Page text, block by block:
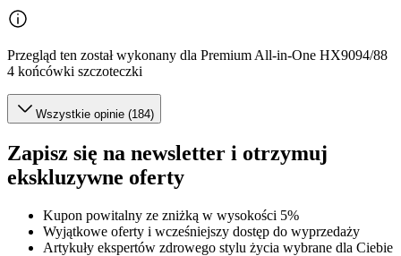
Przegląd ten został wykonany dla Premium All-in-One HX9094/88
4 końcówki szczoteczki
Wszystkie opinie (184)
Zapisz się na newsletter i otrzymuj
ekskluzywne oferty
Kupon powitalny ze zniżką w wysokości 5%
Wyjątkowe oferty i wcześniejszy dostęp do wyprzedaży
Artykuły ekspertów zdrowego stylu życia wybrane dla Ciebie